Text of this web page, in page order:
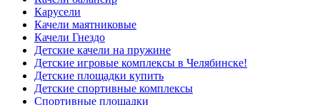
Карусели
Качели маятниковые
Качели Гнездо
Детские качели на пружине
Детские игровые комплексы в Челябинске!
Детские площадки купить
Детские спортивные комплексы
Cпортивные площадки